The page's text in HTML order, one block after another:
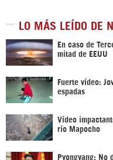
LO MÁS LEÍDO DE
En caso de
mitad de EEUU
Fuerte vídeo:
espadas
Vídeo
río Mapocho
Pyongyang: No